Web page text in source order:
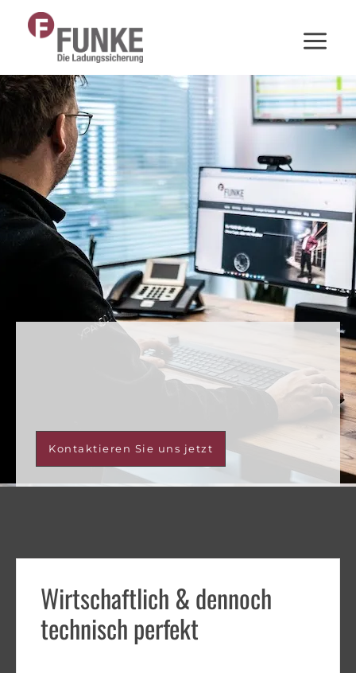
Kontaktieren Sie uns jetzt
Wirtschaftlich & dennoch
technisch perfekt